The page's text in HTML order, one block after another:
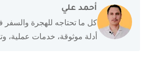
أحمد علي
كل ما تحتاجه للهجرة
أدلة موثوقة، خدمات عملية،